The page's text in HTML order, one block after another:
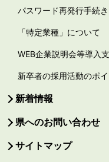
パスワード再発行手続き
「特定業種」について
WEB企業説明会等導入
新卒者の採用活動のポ
新着情報
県へのお問い合わせ
サイトマップ